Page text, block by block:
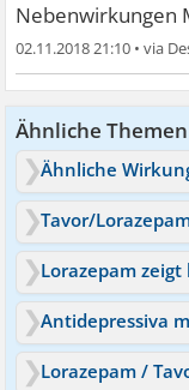
Nebenwirkungen
02.11.2018 21:10 •
Ähnliche Themen
Ähnliche
Lorazepam
Lorazepam /